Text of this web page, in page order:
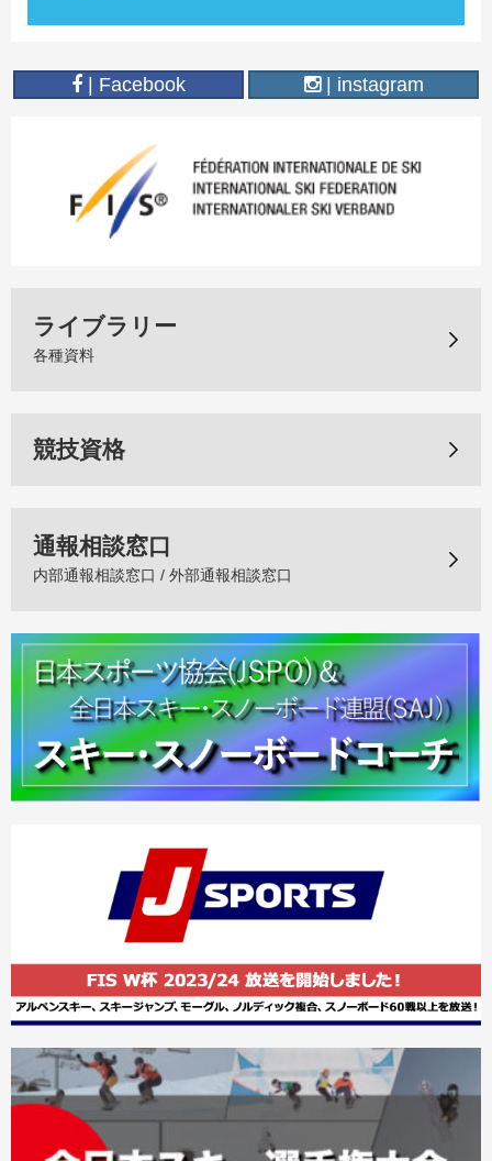
| Facebook | instagram
ライブラリー
各種資料
競技資格
通報相談窓口
内部通報相談窓口 / 外部通報相談窓口